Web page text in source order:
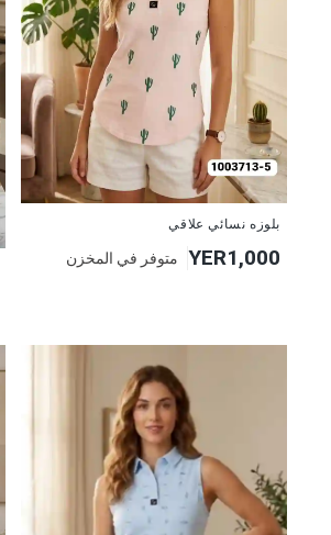
بلوزه نسائي علاقي
YER1,000 متوفر في المخزن